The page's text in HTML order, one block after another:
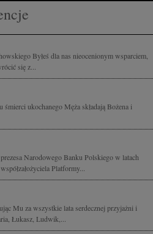
Byłeś dla nas nieocenionym wsparciem,
się z...
ukochanego Męża składają Bożena i
Narodowego Banku Polskiego w latach
Platformy...
Mu za wszystkie lata serdecznej przyjażni i
Łukasz, Ludwik,...